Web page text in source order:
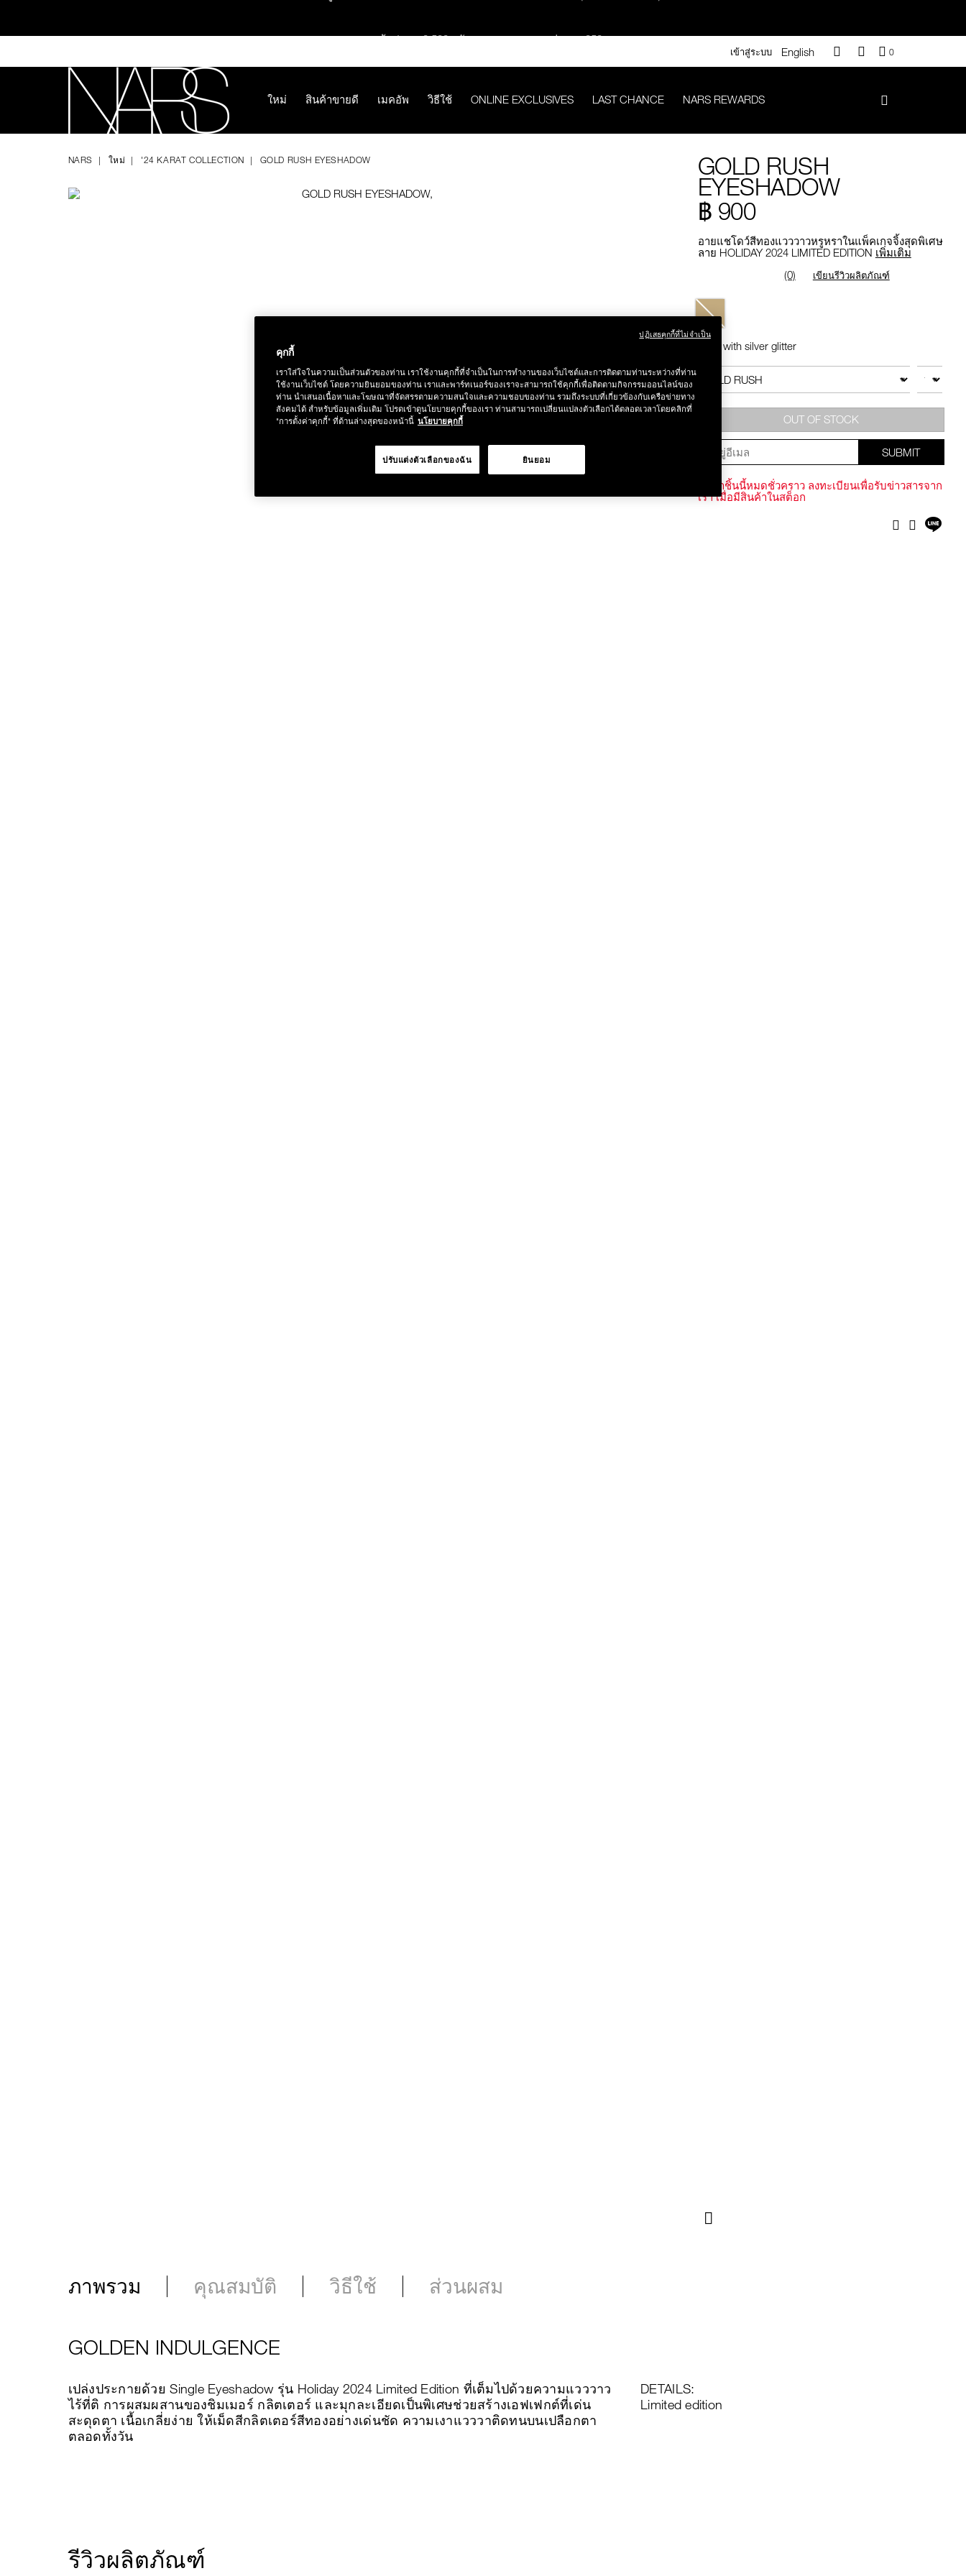
content
ช้อปครบ 2,500.- รับของสมนาคุณ มูลค่ารวม 850.-
ช้อป Quad Eyeshadow รับฟรี Mini Eyeshadow Brush มูลค่า 1,000 .-
ช้อป NEW Light Reflecting™ Prismatic Powder รับฟรี Radiant Creamy Concealer 1.4 ml #Vanilla มูลค่า 700 .-
ช้อป สินค้าใดๆ* ในThe Petal Play Collection (ยกเว้น Serum Cushion Case) รับฟรี Giptok มูลค่า 690.-
ช้อป Foundation ใดๆ รับฟรี Light Reflecting™ Luminizing Blush #Heavenly 2 g value 750.-
เข้าสู่ระบบ English
QUANTITY
0
ใหม่ สินค้าขายดี เมคอัพ วิธีใช้ ONLINE EXCLUSIVES LAST CHANCE NARS REWARDS
NARS ใหม่ '24 KARAT COLLECTION GOLD RUSH EYESHADOW
eyeshadow/194251148601.html
999NAC0000224
GOLD RUSH
EYESHADOW
฿ 900
อายแชโดว์สีทองแวววาวหรูหราในแพ็คเกจจิ้งสุดพิเศษ
ลาย HOLIDAY 2024 LIMITED EDITION เพิ่มเติม
(0)
เขียนรีวิวผลิตภัณฑ์
Variations
Gold with silver glitter
options
Actions
จำนวน
OUT OF STOCK
SUBMIT
สินค้าชิ้นนี้หมดชั่วคราว ลงทะเบียนเพื่อรับข่าวสารจาก
เรา เมื่อมีสินค้าในสต็อก
Facebook
Twitterแชร์
ภาพรวม คุณสมบัติ วิธีใช้ ส่วนผสม
GOLDEN INDULGENCE
เปล่งประกายด้วย Single Eyeshadow รุ่น Holiday 2024 Limited Edition ที่เต็มไปด้วยความแวววาว
ไร้ที่ติ การผสมผสานของชิมเมอร์ กลิตเตอร์ และมุกละเอียดเป็นพิเศษช่วยสร้างเอฟเฟกต์ที่เด่น
สะดุดตา เนื้อเกลี่ยง่าย ให้เม็ดสีกลิตเตอร์สีทองอย่างเด่นชัด ความเงาแวววาติดทนบนเปลือกตา
ตลอดทั้งวัน
DETAILS:
Limited edition
รีวิวผลิตภัณฑ์
คุกกี้
เราใส่ใจในความเป็นส่วนตัวของท่าน เราใช้งานคุกกี้ที่จำเป็นในการทำงานของเว็บไซต์และการติดตามท่านระหว่างที่ท่าน
ใช้งานเว็บไซต์ โดยความยินยอมของท่าน เราและพาร์ทเนอร์ของเราจะสามารถใช้คุกกี้เพื่อติดตามกิจกรรมออนไลน์ของ
ท่าน นำเสนอเนื้อหาและโฆษณาที่จัดสรรตามความสนใจและความชอบของท่าน รวมถึงระบบที่เกี่ยวข้องกับเครือข่ายทาง
สังคมได้ สำหรับข้อมูลเพิ่มเติม โปรดเข้าดูนโยบายคุกกี้ของเรา ท่านสามารถเปลี่ยนแปลงตัวเลือกได้ตลอดเวลาโดยคลิกที่
"การตั้งค่าคุกกี้" ที่ด้านล่างสุดของหน้านี้ นโยบายคุกกี้
ยินยอม
ปรับแต่งตัวเลือกของฉัน
ปฏิเสธคุกกี้ที่ไม่จำเป็น